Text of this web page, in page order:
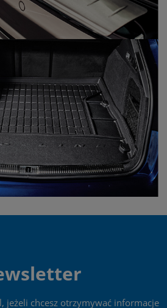
jeżeli chcesz otrzymywać informacje